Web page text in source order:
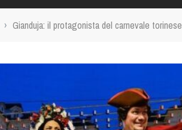
CURIOSITÀ
› Gianduja: il protagonista del carnevale torinese